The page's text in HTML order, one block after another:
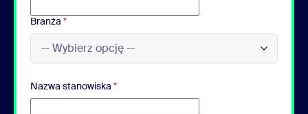
Branża *
Nazwa stanowiska *